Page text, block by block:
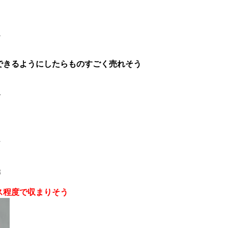
るようにしたらものすごく売れそう
度で収まりそう